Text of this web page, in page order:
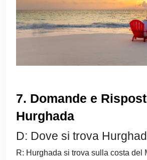
7. Domande e
Hurghada
D: Dove si trova
R: Hurghada si trova sulla costa del